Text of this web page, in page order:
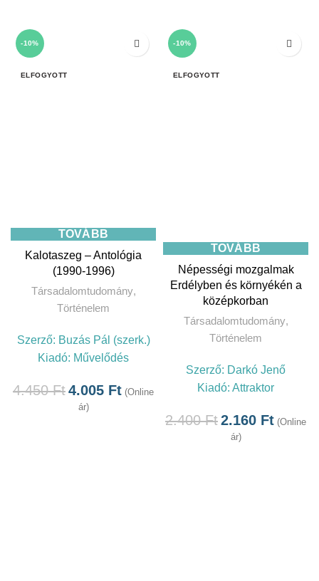
-10%
ELFOGYOTT
TOVÁBB
Kalotaszeg – Antológia
(1990-1996)
Társadalomtudomány,
Történelem
Szerző: Buzás Pál (szerk.)
Kiadó: Művelődés
4.450Ft4.005 Ft (Online
ár)
-10%
ELFOGYOTT
TOVÁBB
Népességi mozgalmak
Erdélyben és környékén a
középkorban
Társadalomtudomány,
Történelem
Szerző: Darkó Jenő
Kiadó: Attraktor
2.400Ft2.160 Ft (Online
ár)